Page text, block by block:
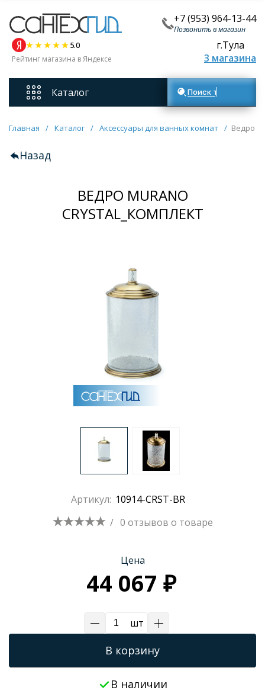
+7 (953) 964-13-44
Позвонить в магазин
5.0
Рейтинг магазина в Яндексе
г.Тула
3 магазина
Каталог
Смесители
Унитазы
Мебель для ванных комнат
Полотенцесушители
Аксессуары для ванных комнат
Душевые поддоны
Душевые уголки и ограждения
Поиск товаров
Главная / Каталог / Аксессуары для ванных комнат / Ведро
Назад
ВЕДРО MURANO
CRYSTAL_КОМПЛЕКТ
Артикул: 10914-CRST-BR
/ 0 отзывов о товаре
Цена
44 067 ₽
шт
В корзину
В наличии